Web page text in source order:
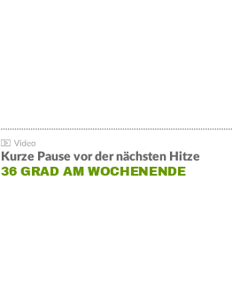
Kurze Pause vor der nächsten Hitze
36 GRAD AM WOCHENENDE